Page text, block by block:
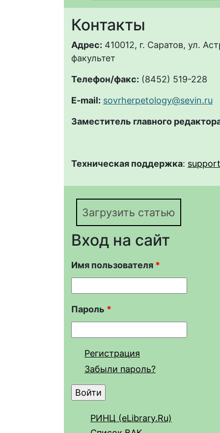
Контакты
Адрес: 410012, г. Саратов, ул.
факультет
Телефон/факс: (8452) 519-228
E-mail: sovrherpetology@sevin.ru
Заместитель главного
Техническая поддержка:
Загрузить статью
Вход на сайт
Имя пользователя *
Пароль *
Регистрация
Забыли пароль?
РИНЦ (eLibrary.Ru)